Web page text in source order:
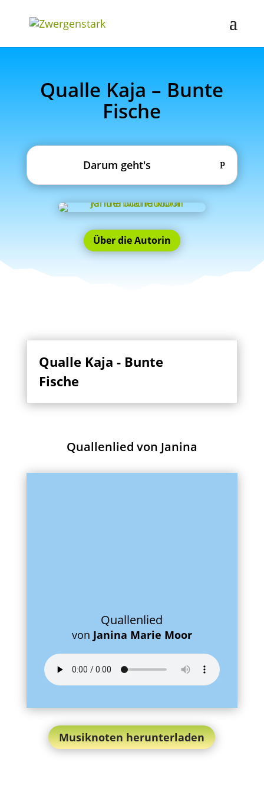
Qualle Kaja – Bunte
Fische
Darum geht's
Über die Autorin
Qualle Kaja - Bunte
Fische
Quallenlied von Janina
Quallenlied
von Janina Marie Moor
Musiknoten herunterladen